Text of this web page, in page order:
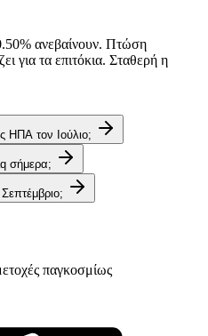
ανεβαίνουν. Πτώση
για τα επιτόκια. Σταθερή η
ΗΠΑ τον Ιούλιο;
σήμερα;
παγκοσμίως